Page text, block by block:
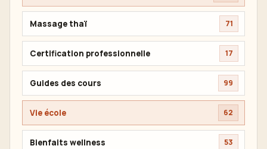
Massage thaï 71
Certification professionnelle 17
Guides des cours 99
Vie école 62
Bienfaits wellness 53